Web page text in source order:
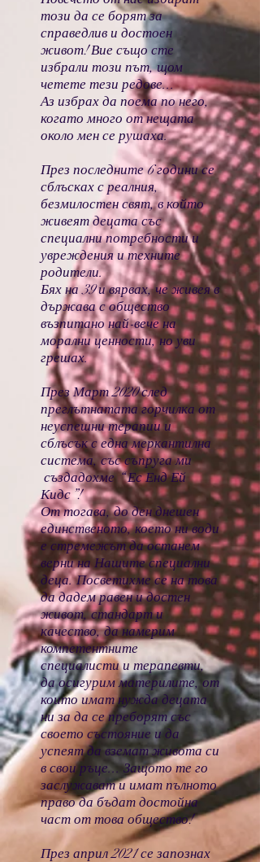
този да се борят за
справедлив и достоен
живот! Вие също сте
избрали този път, щом
четете тези редове...
Аз избрах да поема по него,
когато много от нещата
около мен се рушаха.
През последните 6 години се
сблъсках с реалния,
безмилостен свят, в който
живеят децата със
специални потребности и
увреждения и техните
родители.
Бях на 39 и вярвах, че живея в
държава с общество
възпитано най-вече на
морални ценности, но уви
грешах.
През Март 2020 след
преглътнатата горчилка от
неуспешни терапии и
сблъсък с една меркантилна
система, със съпруга ми
създадохме “ Ес Енд Ей
Кидс”!
От тогава, до ден днешен
единственото, което ни води
е стремежът да останем
верни на Нашите специални
деца. Посветихме се на това
да дадем равен и достен
живот, стандарт и
качество, да намерим
компетентните
специалисти и терапевти,
да осигурим материлите, от
които имат нужда децата
ни за да се преборят със
своето състояние и да
успеят да вземат живота си
в свои ръце... Защото те го
заслужават и имат пълното
право да бъдат достойна
част от това общество!
През април 2021 се запознах